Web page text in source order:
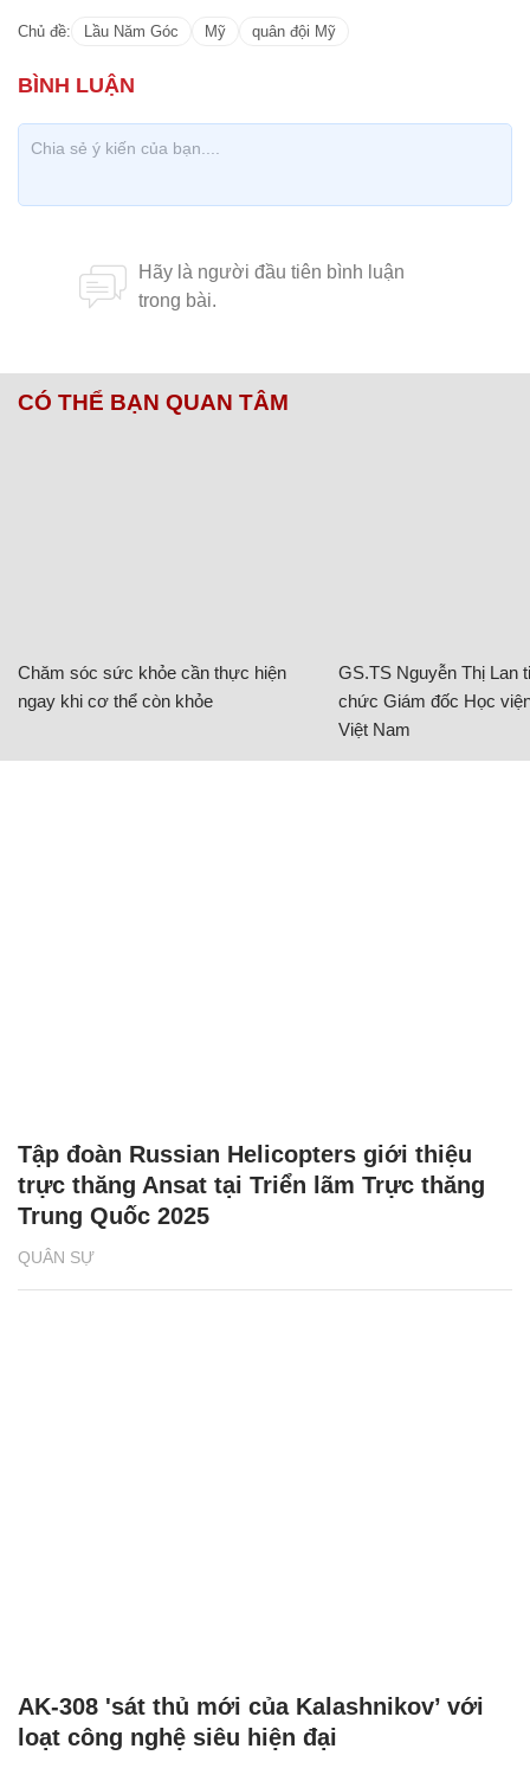
Chủ đề: Lầu Năm Góc Mỹ quân đội Mỹ
CÓ THỂ BẠN QUAN TÂM
Chăm sóc sức khỏe cần thực hiện
ngay khi cơ thể còn khỏe
GS.TS Nguyễn Thị Lan
chức Giám đốc Học
Việt Nam
QUÂN SỰ
Tập đoàn Russian Helicopters giới thiệu
trực thăng Ansat tại Triển lãm Trực thăng
Trung Quốc 2025
AK-308 'sát thủ mới của Kalashnikov’ với
loạt công nghệ siêu hiện đại